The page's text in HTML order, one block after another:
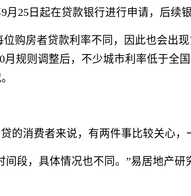
月25日起在贷款银行进行申请，后续
购房者贷款利率不同，因此也会出
月规则调整后，不少城市利率低于
的消费者来说，有两件事比较关心
间段，具体情况也不同。”易居地产